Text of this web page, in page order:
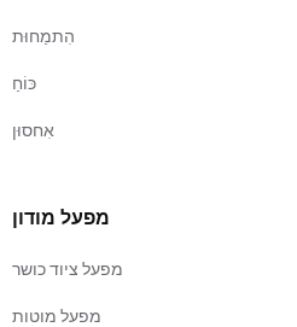
הִתמַחוּת
כּוֹחַ
אִחסוּן
מפעל מודון
מפעל ציוד כושר
מפעל מוטות